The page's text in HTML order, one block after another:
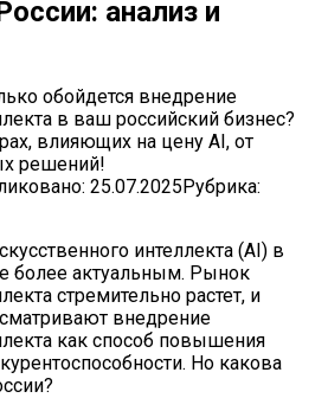
анализ и
обойдется внедрение
в ваш российский бизнес?
влияющих на цену AI, от
решений!
25.07.2025Рубрика:
интеллекта (AI) в
более актуальным. Рынок
стремительно растет, и
внедрение
как способ повышения
Но какова